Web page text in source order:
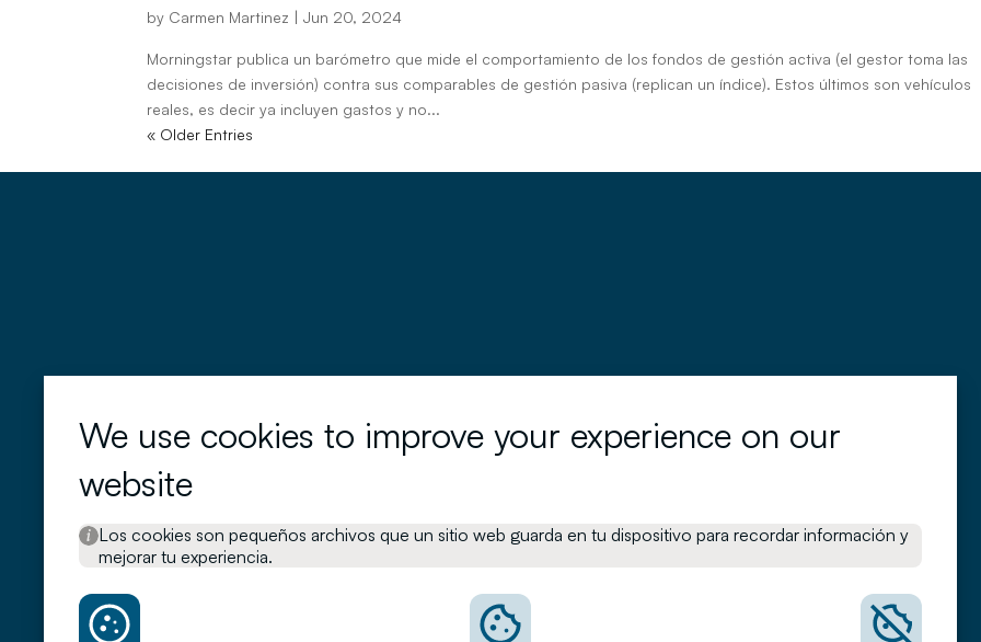
We use cookies to improve your experience on our
website
Los cookies son pequeños archivos que un sitio web guarda en tu dispositivo para recordar información y
mejorar tu experiencia.
by Carmen Martinez |Jun 20, 2024
Morningstar publica un barómetro que mide el comportamiento de los fondos de gestión activa (el gestor toma las
decisiones de inversión) contra sus comparables de gestión pasiva (replican un índice). Estos últimos son vehículos
reales, es decir ya incluyen gastos y no...
« Older Entries
About Cartesio
How we invest
News and ideas
Cartesio Y
Cartesio X
Equity
Formularios para